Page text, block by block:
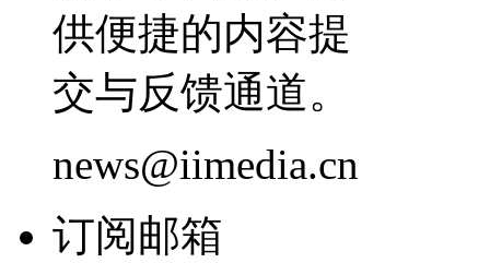
供便捷的内容提
交与反馈通道。
news@iimedia.cn
订阅邮箱